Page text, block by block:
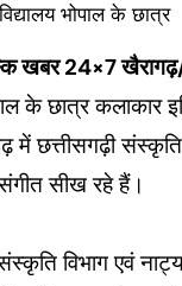
भोपाल के छात्र
खबर 24×7
के छात्र कलाकार
में छत्तीसगढ़ी
सीख रहे हैं।
विभाग एवं